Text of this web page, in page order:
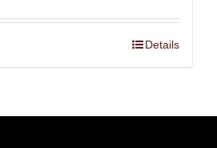
Details